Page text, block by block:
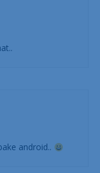
android..